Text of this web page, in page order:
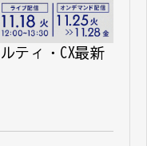
ティ・CX最新